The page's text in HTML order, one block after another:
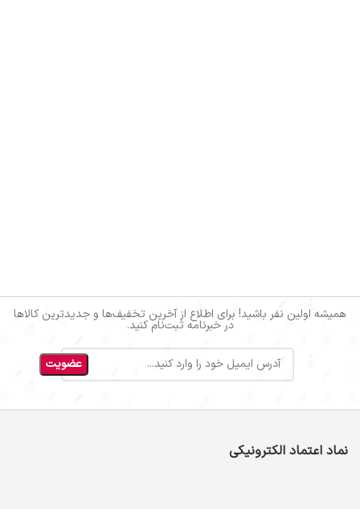
همیشه اولین نفر باشید! برای اطلاع از آخرین تخفیف‌ها و جدیدترین کالاها
در خبرنامه ثبت‌نام کنید.
نماد اعتماد الکترونیکی